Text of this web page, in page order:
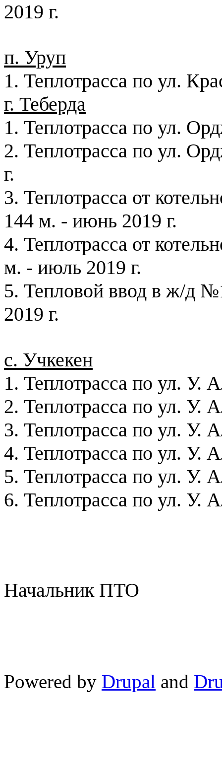
2019 г.
п. Уруп
1. Теплотрасса по ул.
г. Теберда
1. Теплотрасса по ул.
2. Теплотрасса по ул.
г.
3. Теплотрасса от
144 м. - июнь 2019 г.
4. Теплотрасса от
м. - июль 2019 г.
5. Тепловой ввод в ж/д
2019 г.
с. Учкекен
1. Теплотрасса по ул. У.
2. Теплотрасса по ул. У.
3. Теплотрасса по ул. У.
4. Теплотрасса по ул. У.
5. Теплотрасса по ул. У.
6. Теплотрасса по ул. У.
Начальник
Powered by Drupal and